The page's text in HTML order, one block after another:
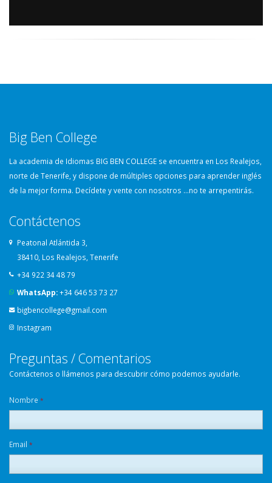
Big Ben College
La academia de Idiomas BIG BEN COLLEGE se encuentra en Los Realejos,
norte de Tenerife, y dispone de múltiples opciones para aprender inglés
de la mejor forma. Decídete y vente con nosotros …no te arrepentirás.
Contáctenos
Peatonal Atlántida 3,
38410, Los Realejos, Tenerife
+34 922 34 48 79
WhatsApp:+34 646 53 73 27
bigbencollege@gmail.com
Instagram
Preguntas / Comentarios
Contáctenos o llámenos para descubrir cómo podemos ayudarle.
Nombre *
Email *